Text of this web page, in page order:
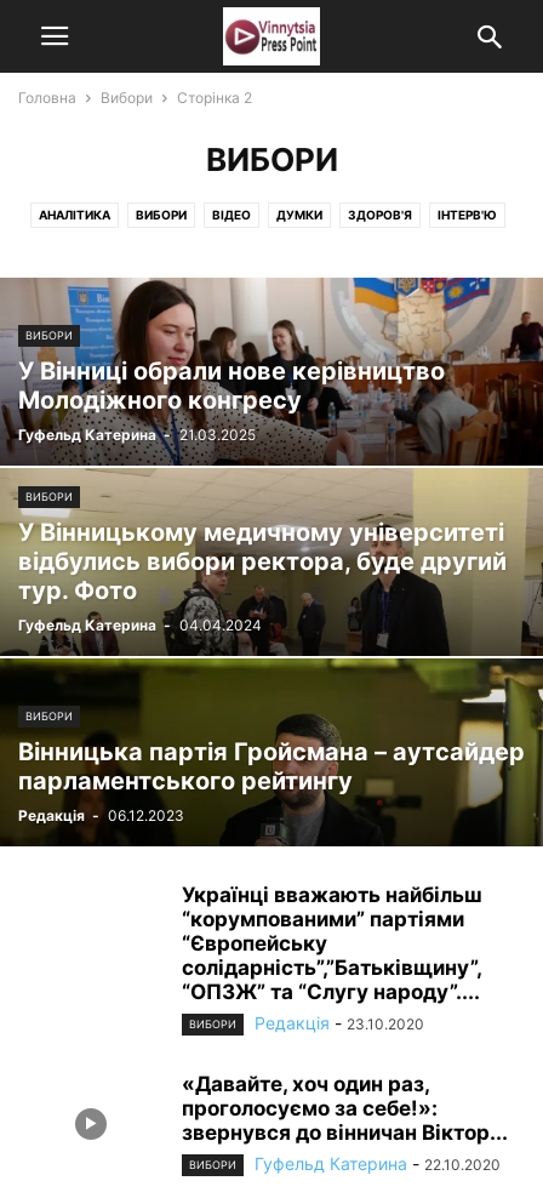
Головна Вибори Сторінка 2
ВИБОРИ
АНАЛІТИКА ВИБОРИ ВІДЕО ДУМКИ ЗДОРОВ'Я ІНТЕРВ'Ю
РІЗНЕ СПОРТ СТРІМ ТЕКСТИ ФОТО
ВИБОРИ
У Вінниці обрали нове керівництво
Молодіжного конгресу
Гуфельд Катерина - 21.03.2025
ВИБОРИ
У Вінницькому медичному університеті
відбулись вибори ректора, буде другий
тур. Фото
Гуфельд Катерина - 04.04.2024
ВИБОРИ
Вінницька партія Гройсмана – аутсайдер
парламентського рейтингу
Редакція - 06.12.2023
Українці вважають найбільш
“корумпованими” партіями
“Європейську
солідарність”,”Батьківщину”,
“ОПЗЖ” та “Слугу народу”....
ВИБОРИ Редакція - 23.10.2020
«Давайте, хоч один раз,
проголосуємо за себе!»:
звернувся до вінничан Віктор...
ВИБОРИ Гуфельд Катерина - 22.10.2020